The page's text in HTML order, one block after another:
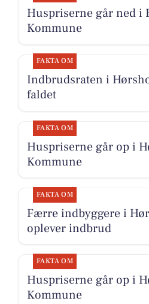
Huspriserne går ned i
Kommune
FAKTA OM
Indbrudsraten i
faldet
FAKTA OM
Huspriserne går op i
Kommune
FAKTA OM
Færre indbyggere i
oplever indbrud
FAKTA OM
Huspriserne går op i
Kommune